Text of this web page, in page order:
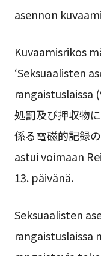
asennon
Kuvaamisrikos
‘Seksuaalisten
rangaistuslaissa
処罰及び押収物
係る電磁的記録
astui voimaan
13. päivänä.
Seksuaalisten
rangaistuslaissa